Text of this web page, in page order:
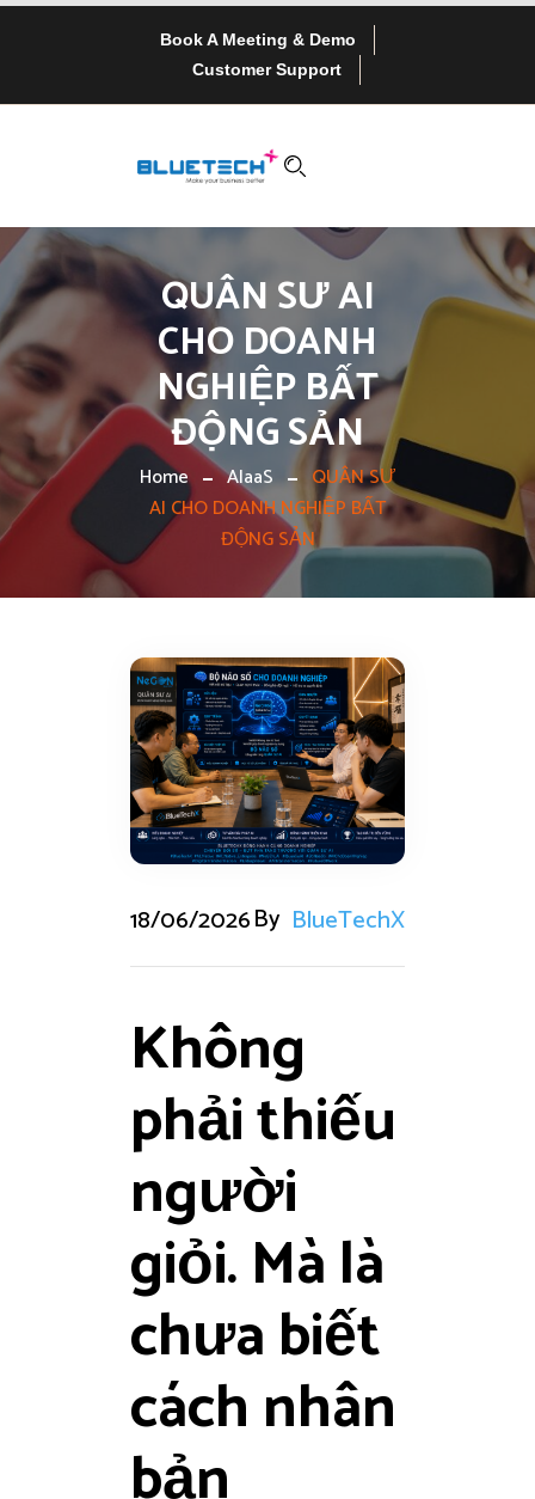
Book A Meeting & Demo
Customer Support
QUÂN SƯ AI
CHO DOANH
NGHIỆP BẤT
ĐỘNG SẢN
Home AIaaS
QUÂN SƯ
AI CHO DOANH NGHIỆP BẤT
ĐỘNG SẢN
18/06/2026By BlueTechX
Không
phải thiếu
người
giỏi. Mà là
chưa biết
cách nhân